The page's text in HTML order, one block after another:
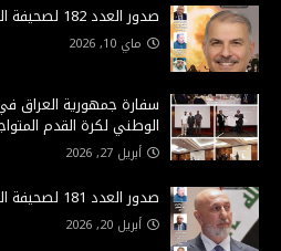
صدور العدد 182 لصحيفة الحدث الاسبوعي من لندن
ماي 10, 2026
سفارة جمهورية العراق
الوطني لكرة القدم
أبريل 27, 2026
صدور العدد 181 لصحيفة الحدث الاسبوعي من لندن
أبريل 20, 2026